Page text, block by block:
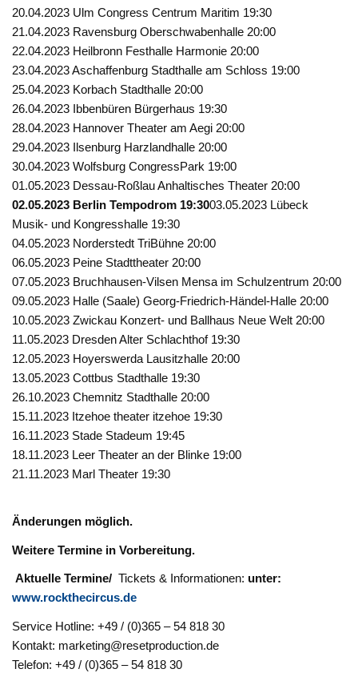
20.04.2023 Ulm Congress Centrum Maritim 19:30
21.04.2023 Ravensburg Oberschwabenhalle 20:00
22.04.2023 Heilbronn Festhalle Harmonie 20:00
23.04.2023 Aschaffenburg Stadthalle am Schloss 19:00
25.04.2023 Korbach Stadthalle 20:00
26.04.2023 Ibbenbüren Bürgerhaus 19:30
28.04.2023 Hannover Theater am Aegi 20:00
29.04.2023 Ilsenburg Harzlandhalle 20:00
30.04.2023 Wolfsburg CongressPark 19:00
01.05.2023 Dessau-Roßlau Anhaltisches Theater 20:00
02.05.2023 Berlin Tempodrom 19:3003.05.2023 Lübeck
Musik- und Kongresshalle 19:30
04.05.2023 Norderstedt TriBühne 20:00
06.05.2023 Peine Stadttheater 20:00
07.05.2023 Bruchhausen-Vilsen Mensa im Schulzentrum 20:00
09.05.2023 Halle (Saale) Georg-Friedrich-Händel-Halle 20:00
10.05.2023 Zwickau Konzert- und Ballhaus Neue Welt 20:00
11.05.2023 Dresden Alter Schlachthof 19:30
12.05.2023 Hoyerswerda Lausitzhalle 20:00
13.05.2023 Cottbus Stadthalle 19:30
26.10.2023 Chemnitz Stadthalle 20:00
15.11.2023 Itzehoe theater itzehoe 19:30
16.11.2023 Stade Stadeum 19:45
18.11.2023 Leer Theater an der Blinke 19:00
21.11.2023 Marl Theater 19:30
Änderungen möglich.
Weitere Termine in Vorbereitung.
Aktuelle Termine/Tickets & Informationen: unter:
www.rockthecircus.de
Service Hotline: +49 / (0)365 – 54 818 30
Kontakt: marketing@resetproduction.de
Telefon: +49 / (0)365 – 54 818 30